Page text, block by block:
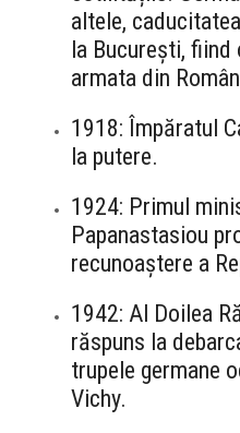
altele,
la București,
armata din
1918: Împăratul
la putere.
1924: Primul
Papanastasiou
recunoaștere a
1942: Al Doilea
răspuns la
trupele germane
Vichy.